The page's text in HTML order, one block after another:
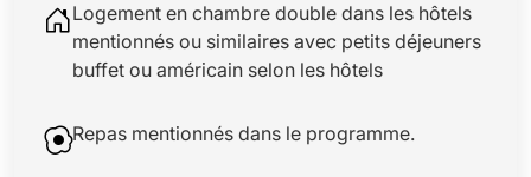
Logement en chambre double dans les hôtels
mentionnés ou similaires avec petits déjeuners
buffet ou américain selon les hôtels
Repas mentionnés dans le programme.